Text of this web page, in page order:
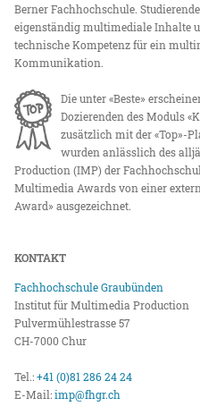
Berner Fachhochschule.
eigenständig multimediale Inhalte
technische Kompetenz für ein
Kommunikation.
Die unter «Beste»
Dozierenden des Moduls
zusätzlich mit der «Top»-
wurden anlässlich des
Production (IMP) der
Multimedia Awards von einer
Award» ausgezeichnet.
KONTAKT
Fachhochschule Graubünden
Institut für Multimedia Production
Pulvermühlestrasse 57
CH-7000 Chur
Tel.:+41 (0)81 286 24 24
E-Mail:imp@fhgr.ch